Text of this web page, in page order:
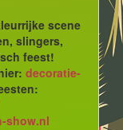
scene
slingers,
feest!
decoratie-
show.nl